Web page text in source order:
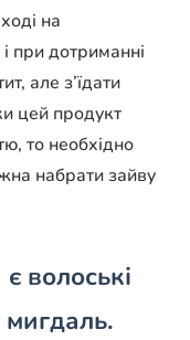
на
при дотриманні
але з’їдати
цей продукт
то необхідно
набрати зайву
волоські
мигдаль.